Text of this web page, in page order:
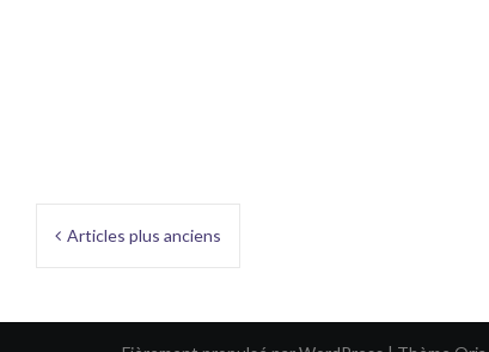
Navigation
des
Articles plus anciens